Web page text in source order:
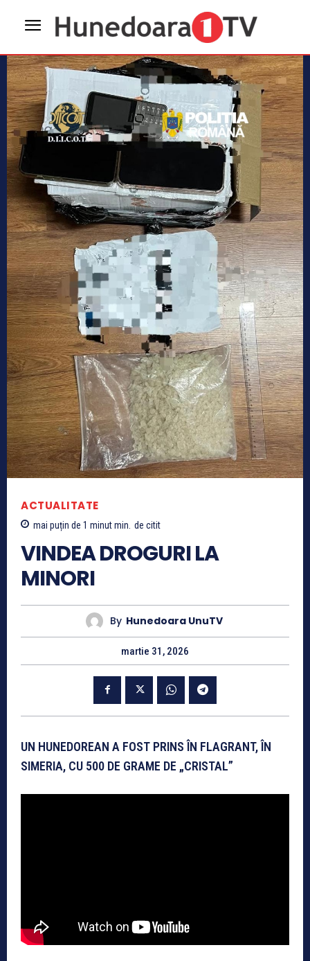
ACTUALITATE
mai puțin de 1 minutmin. de citit
VINDEA DROGURI LA
MINORI
By Hunedoara UnuTV
martie 31, 2026
UN HUNEDOREAN A FOST PRINS ÎN FLAGRANT, ÎN
SIMERIA, CU 500 DE GRAME DE „CRISTAL”